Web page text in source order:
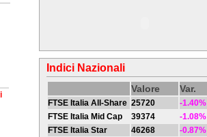
Indici Nazionali
Valore Var.
FTSE Italia All-Share 25720
-1.40%
FTSE Italia Mid Cap
39374
-1.08%
FTSE Italia Star
46268
-0.87%